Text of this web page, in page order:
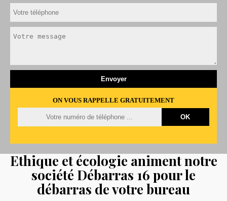
ON VOUS RAPPELLE GRATUITEMENT
Ethique et écologie animent notre
société Débarras 16 pour le
débarras de votre bureau